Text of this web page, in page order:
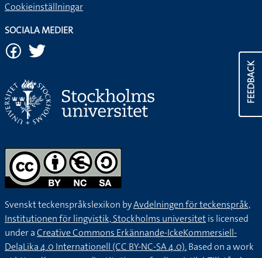
FEEDBACK
Cookieinställningar
SOCIALA MEDIER
Svenskt teckenspråkslexikon byAvdelningen för teckenspråk,
Institutionen för lingvistik, Stockholms universitetis licensed
under aCreative Commons Erkännande-IckeKommersiell-
DelaLika 4.0 Internationell (CC BY-NC-SA 4.0).Based on a work